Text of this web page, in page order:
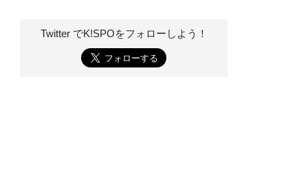
Twitter でK!SPOをフォローしよう！